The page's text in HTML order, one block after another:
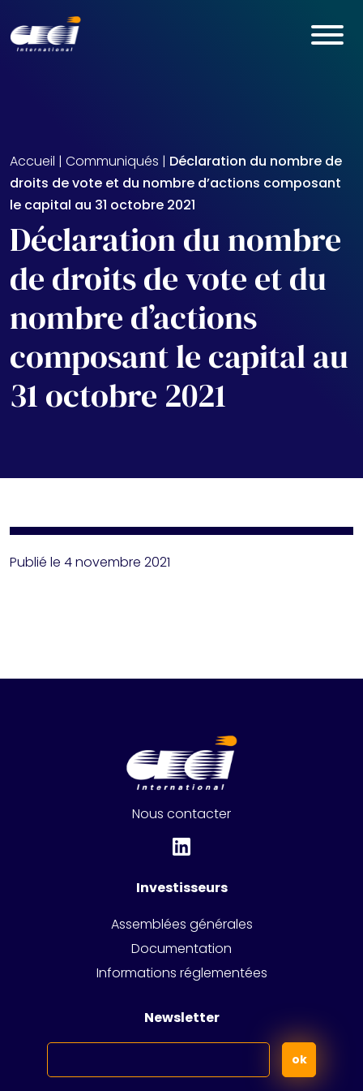
Accueil | Communiqués | Déclaration du nombre de
droits de vote et du nombre d’actions composant
le capital au 31 octobre 2021
Déclaration du nombre
de droits de vote et du
nombre d’actions
composant le capital au
31 octobre 2021
Publié le 4 novembre 2021
Nous contacter
Investisseurs
Assemblées générales
Documentation
Informations réglementées
Newsletter